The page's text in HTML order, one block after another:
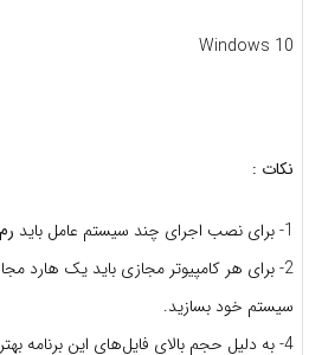
Windows 10
نکات :
1- برای نصب اجرای چند سیستم عامل باید رم
2- برای هر کامپیوتر مجازی باید یک هارد
سیستم خود بسازید.